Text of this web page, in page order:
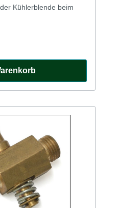
Kühlerblende beim